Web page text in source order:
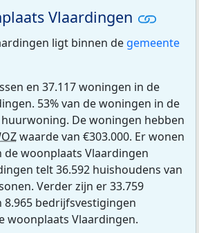
Vlaardingen
ligt binnen de gemeente
en 37.117 woningen in de
53% van de woningen in de
De woningen hebben
waarde van €303.000. Er wonen
de woonplaats Vlaardingen
telt 36.592 huishoudens van
Verder zijn er 33.759
8.965 bedrijfsvestigingen
woonplaats Vlaardingen.